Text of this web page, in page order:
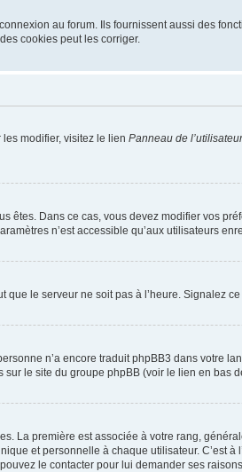
au forum. Ils fournissent aussi des
cookies peut les corriger.
modifier, visitez le lien Panneau de l’utilisateur
Dans ce cas, vous devez modifier vos
n’est accessible qu’aux utilisateurs
le serveur ne soit pas à l’heure. Signalez
n’a encore traduit phpBB3 dans votre
le site du groupe phpBB (voir le lien en bas
La première est associée à votre rang,
et personnelle à chaque utilisateur. C’est
le contacter pour lui demander ses raisons.